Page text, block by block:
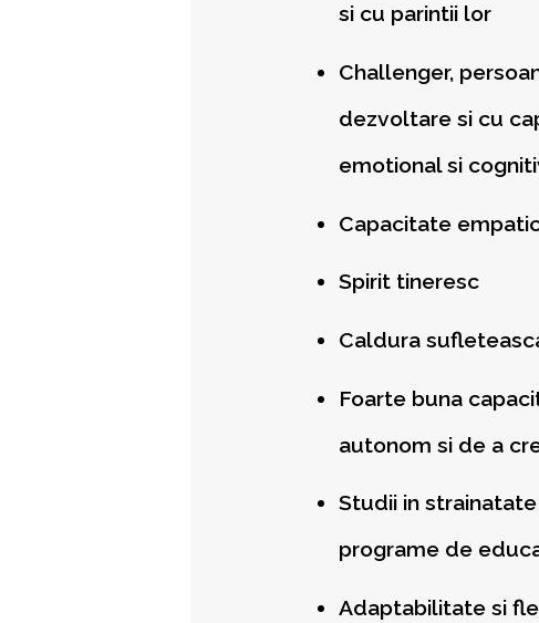
si cu parintii lor
Challenger,
dezvoltare si cu
emotional si
Capacitate
Spirit tineresc
Caldura
Foarte buna
autonom si de a
Studii in
programe de
Adaptabilitate si